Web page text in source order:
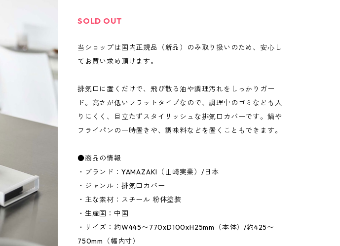
SOLD OUT
当ショップは国内正規品（新品）のみ取り扱いのため、安心し
てお買い求め頂けます。
排気口に置くだけで、飛び散る油や調理汚れをしっかりガー
ド。高さが低いフラットタイプなので、調理中のゴミなども入
りにくく、目立たずスタイリッシュな排気口カバーです。鍋や
フライパンの一時置きや、調味料などを置くこともできます。
●商品の情報
・ブランド：YAMAZAKI（山崎実業）/日本
・ジャンル：排気口カバー
・主な素材：スチール 粉体塗装
・生産国：中国
・サイズ：約W445〜770xD100xH25mm（本体）/約425〜
750mm（幅内寸）